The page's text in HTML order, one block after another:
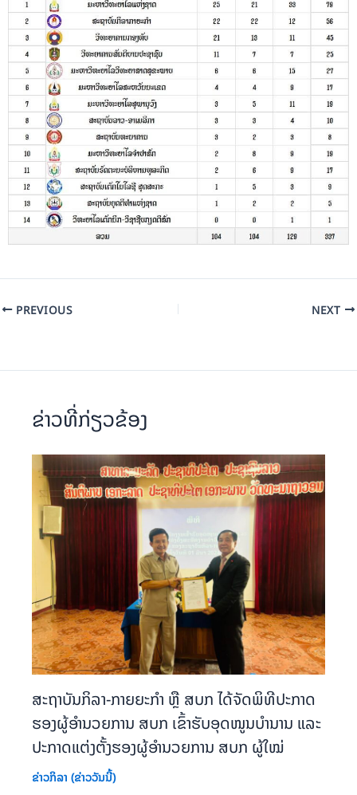
PREVIOUS NEXT
ຂ່າວທີ່ກ່ຽວຂ້ອງ
ສະຖາບັນກິລາ-ກາຍຍະກຳ ຫຼື ສບກ ໄດ້ຈັດພິທີປະກາດ
ຮອງຜູ້ອຳນວຍການ ສບກ ເຂົ້າຮັບອຸດໜູນບຳນານ ແລະ
ປະກາດແຕ່ງຕັ້ງຮອງຜູ້ອຳນວຍການ ສບກ ຜູ້ໃໝ່
ຂ່າວກິລາ (ຂ່າວວັນນີ້)